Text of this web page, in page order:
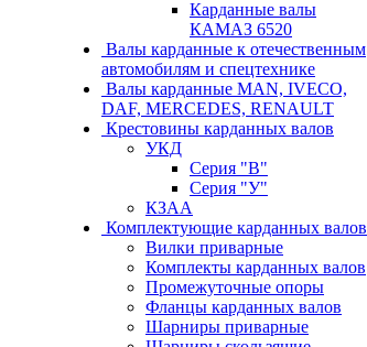
Карданные валы
КАМАЗ 6520
Валы карданные к отечественным
автомобилям и спецтехнике
Валы карданные MAN, IVECO,
DAF, MERCEDES, RENAULT
Крестовины карданных валов
УКД
Серия "В"
Серия "У"
КЗАА
Комплектующие карданных валов
Вилки приварные
Комплекты карданных валов
Промежуточные опоры
Фланцы карданных валов
Шарниры приварные